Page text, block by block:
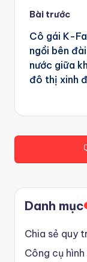
Post
Bài trước
Cô gái K-
ngồi bên
nước giữa
đô thị xinh
Danh mục
Chia sẻ quy
Công cụ hình